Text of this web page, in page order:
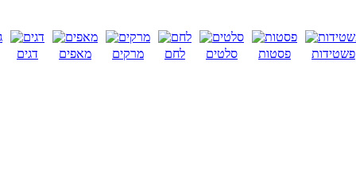
דגים מאפים מרקים לחם סלטים פסטות פשטידות